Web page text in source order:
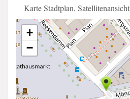
Karte Stadtplan, Satellitenansicht
+
−